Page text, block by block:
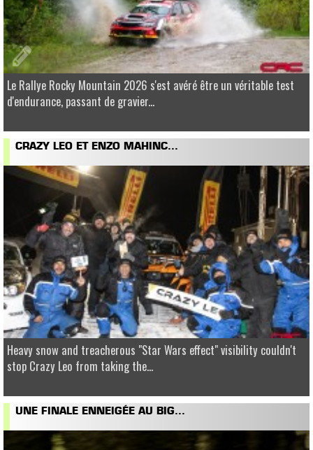
Le Rallye Rocky Mountain 2026 s'est avéré être un véritable test
d'endurance, passant de gravier...
CRAZY LEO ET ENZO MAHINC...
Heavy snow and treacherous "Star Wars effect" visibility couldn't
stop Crazy Leo from taking the...
UNE FINALE ENNEIGÉE AU BIG...